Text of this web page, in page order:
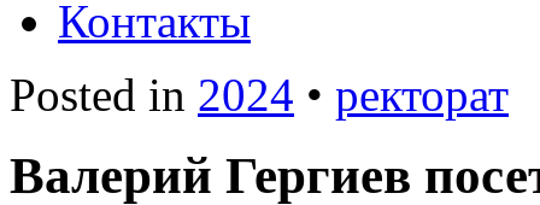
Контакты
Posted in 2024 • ректорат
Валерий Гергиев